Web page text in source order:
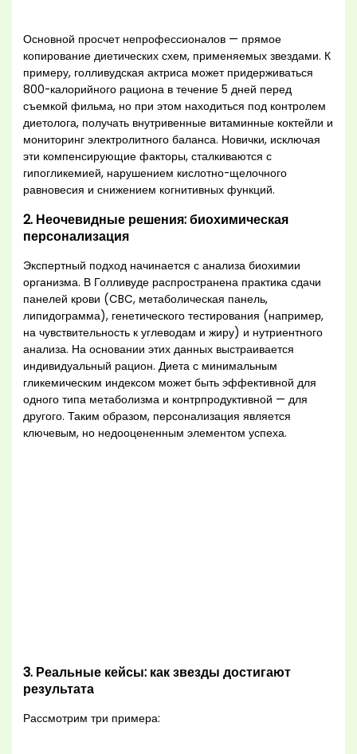
Основной просчет непрофессионалов — прямое
копирование диетических схем, применяемых звездами. К
примеру, голливудская актриса может придерживаться
800-калорийного рациона в течение 5 дней перед
съемкой фильма, но при этом находиться под контролем
диетолога, получать внутривенные витаминные коктейли и
мониторинг электролитного баланса. Новички, исключая
эти компенсирующие факторы, сталкиваются с
гипогликемией, нарушением кислотно-щелочного
равновесия и снижением когнитивных функций.
2. Неочевидные решения: биохимическая
персонализация
Экспертный подход начинается с анализа биохимии
организма. В Голливуде распространена практика сдачи
панелей крови (CBC, метаболическая панель,
липидограмма), генетического тестирования (например,
на чувствительность к углеводам и жиру) и нутриентного
анализа. На основании этих данных выстраивается
индивидуальный рацион. Диета с минимальным
гликемическим индексом может быть эффективной для
одного типа метаболизма и контрпродуктивной — для
другого. Таким образом, персонализация является
ключевым, но недооцененным элементом успеха.
3. Реальные кейсы: как звезды достигают
результата
Рассмотрим три примера: